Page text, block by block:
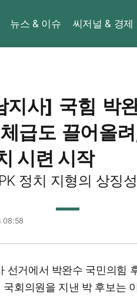
뉴스 & 이슈 씨저널 & 경제
지사] 국힘 박
급도 끌어올
시련 시작
PK 정치 지형의 상징성
08:58
선거에서 박완수 국민의힘
국회의원을 지낸 박 후보는